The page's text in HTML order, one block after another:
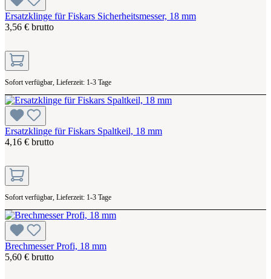
Ersatzklinge für Fiskars Sicherheitsmesser, 18 mm
3,56 € brutto
Sofort verfügbar, Lieferzeit: 1-3 Tage
Ersatzklinge für Fiskars Spaltkeil, 18 mm
4,16 € brutto
Sofort verfügbar, Lieferzeit: 1-3 Tage
Brechmesser Profi, 18 mm
5,60 € brutto